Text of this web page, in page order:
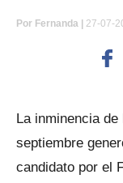
Por Fernanda | 27-07-
La inminencia
septiembre
candidato por el